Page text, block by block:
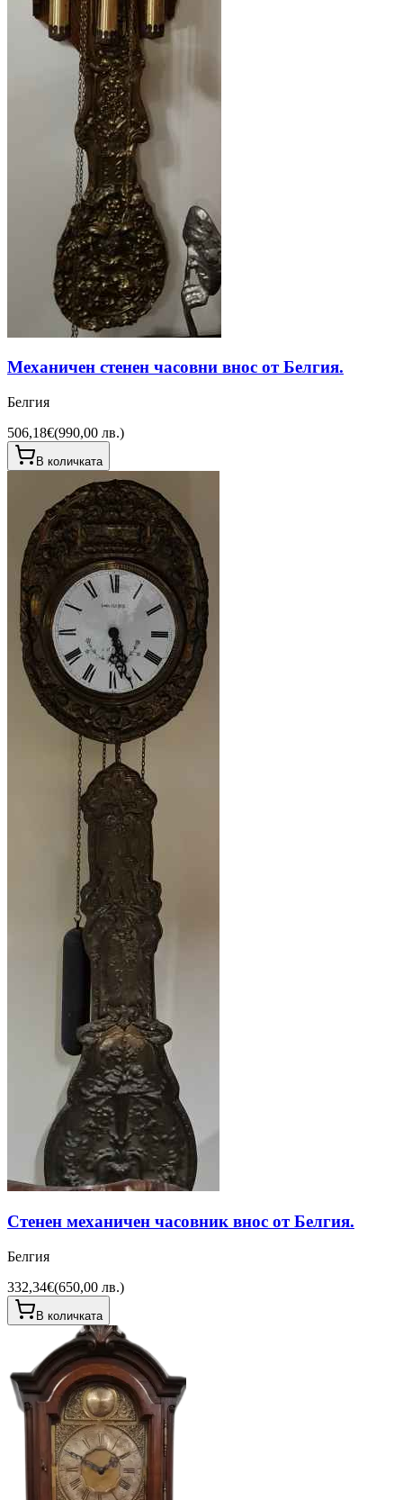
Механичен стенен часовни внос от Белгия.
Белгия
506,18€(990,00 лв.)
В количката
Стенен механичен часовник внос от Белгия.
Белгия
332,34€(650,00 лв.)
В количката